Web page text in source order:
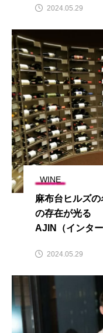
2024.05.29
WINE
麻布台ヒルズ
の存在が光る
AJIN（インタ
2024.05.29